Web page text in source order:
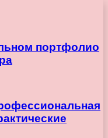
портфолио